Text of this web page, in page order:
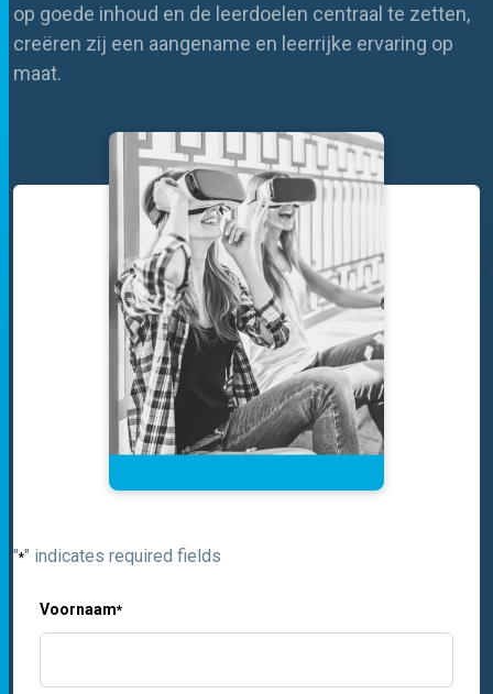
op goede inhoud en de leerdoelen centraal te zetten,
creëren zij een aangename en leerrijke ervaring op
maat.
"*" indicates required fields
Voornaam*